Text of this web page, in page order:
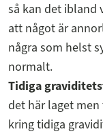
så kan det ibland
att något är
några som helst
normalt.
Tidiga
det här laget
kring tidiga